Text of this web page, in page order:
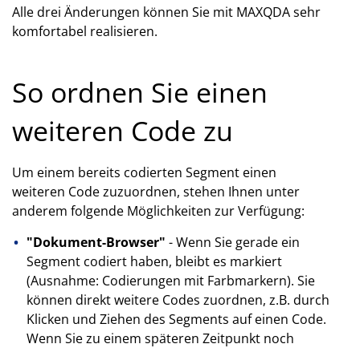
Alle drei Änderungen können Sie mit MAXQDA sehr
komfortabel realisieren.
So ordnen Sie einen
weiteren Code zu
Um einem bereits codierten Segment einen
weiteren Code zuzuordnen, stehen Ihnen unter
anderem folgende Möglichkeiten zur Verfügung:
"Dokument-Browser" - Wenn Sie gerade ein
Segment codiert haben, bleibt es markiert
(Ausnahme: Codierungen mit Farbmarkern). Sie
können direkt weitere Codes zuordnen, z.B. durch
Klicken und Ziehen des Segments auf einen Code.
Wenn Sie zu einem späteren Zeitpunkt noch